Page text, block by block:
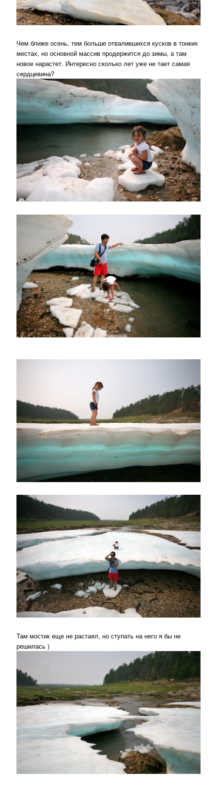
Чем ближе осень, тем больше отвалившихся кусков в тонких
местах, но основной массив продержится до зимы, а там
новое нарастет. Интересно сколько лет уже не тает самая
сердцевина?
Там мостик еще не растаял, но ступать на него я бы не
решилась )